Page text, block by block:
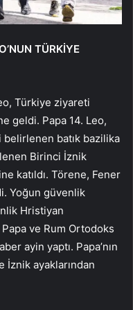
TÜRKİYE
Türkiye ziyareti
geldi. Papa 14. Leo,
batık bazilika
Birinci İznik
katıldı. Törene, Fener
Yoğun güvenlik
Hristiyan
Papa ve Rum Ortodoks
ayin yaptı. Papa’nın
İznik ayaklarından